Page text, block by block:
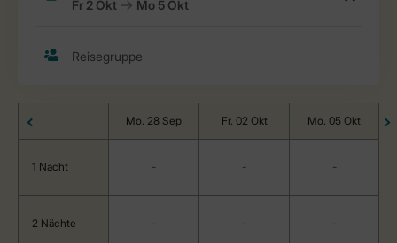
Mo. 28 Sep Fr. 02 Okt Mo. 05 Okt
1 Nacht - - -
2 Nächte - - -